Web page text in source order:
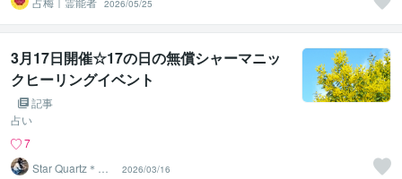
2026/05/25
3月17日開催☆17の日の無償シャーマニッ
クヒーリングイベント
記事
占い
7
Star Quartz＊ス
2026/03/16